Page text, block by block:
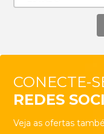
CONECTE-
REDES
Veja as ofertas